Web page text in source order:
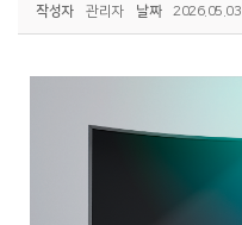
작성자 관리자 날짜 2026.05.03